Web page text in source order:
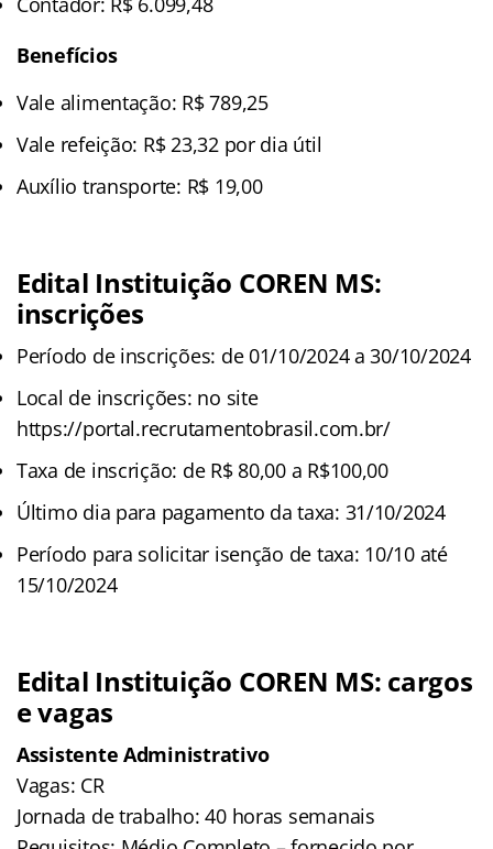
Benefícios
Vale alimentação: R$ 789,25
Vale refeição: R$ 23,32 por dia útil
Auxílio transporte: R$ 19,00
Edital Instituição COREN MS:
inscrições
Período de inscrições: de 01/10/2024 a 30/10/2024
Local de inscrições: no site
https://portal.recrutamentobrasil.com.br/
Taxa de inscrição: de R$ 80,00 a R$100,00
Último dia para pagamento da taxa: 31/10/2024
Período para solicitar isenção de taxa: 10/10 até
15/10/2024
Edital Instituição COREN MS: cargos
e vagas
Assistente Administrativo
Vagas: CR
Jornada de trabalho: 40 horas semanais